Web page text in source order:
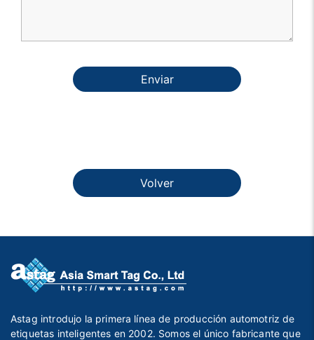
Enviar
Volver
Astag introdujo la primera línea de producción automotriz de
etiquetas inteligentes en 2002. Somos el único fabricante que